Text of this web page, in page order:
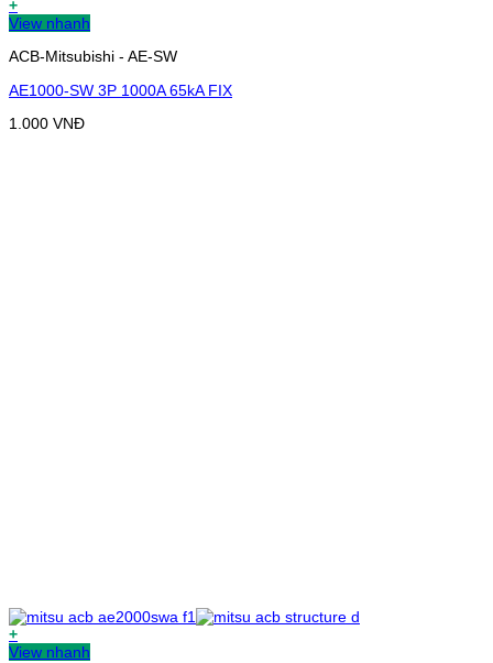
+
View nhanh
ACB-Mitsubishi - AE-SW
AE1000-SW 3P 1000A 65kA FIX
1.000 VNĐ
+
View nhanh